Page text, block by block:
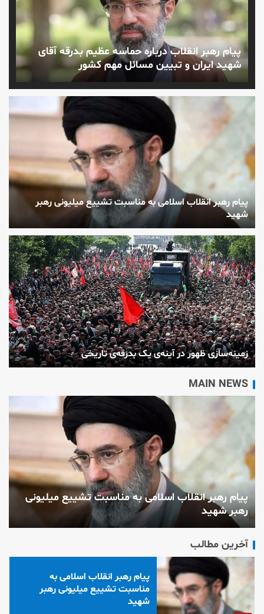
پیام رهبر انقلاب درباره حماسه عظیم بدرقه آقای
شهید ایران و تبیین مسائل مهم کشور
پیام رهبر انقلاب اسلامی به مناسبت تشییع میلیونی رهبر
شهید
زمینه‌سازی ظهور در آینه‌ی یک بدرقه‌ی تاریخی
MAIN NEWS
پیام رهبر انقلاب اسلامی به مناسبت تشییع میلیونی
رهبر شهید
آخرین مطالب
۵
بررسی صفات کوفیان و
آسیب‌شناسی منتظران در عصر
غیبت
۱
پیام رهبر انقلاب درباره حماسه
عظیم بدرقه آقای شهید ایران و
تبیین مسائل مهم کشور
پیام رهبر انقلاب اسلامی به
مناسبت تشییع میلیونی رهبر
شهید